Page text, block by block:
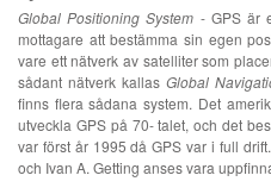
Global Positioning System - GPS är
mottagare att bestämma sin egen
vare ett nätverk av satelliter som
sådant nätverk kallas Global
finns flera sådana system. Det
utveckla GPS på 70- talet, och det
var först år 1995 då GPS var i full
och Ivan A. Getting anses vara